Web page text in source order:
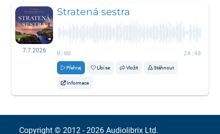
7.7.2026
Stratená sestra
0:00 24:48
Přehraj Líbí se Vložit Stáhnout
Informace
Copyright © 2012 - 2026 Audiolibrix Ltd.